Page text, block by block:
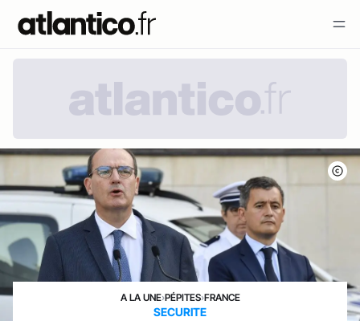
A LA UNE›PÉPITES›FRANCE
SECURITE